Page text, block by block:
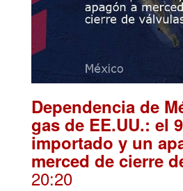
Dependencia de
gas de EE.UU.: el
importado y un
merced de cierre
20:20